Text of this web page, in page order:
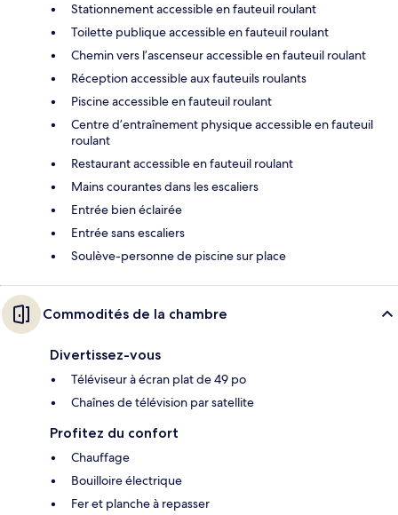
Stationnement accessible en fauteuil roulant
Toilette publique accessible en fauteuil roulant
Chemin vers l’ascenseur accessible en fauteuil roulant
Réception accessible aux fauteuils roulants
Piscine accessible en fauteuil roulant
Centre d’entraînement physique accessible en fauteuil
roulant
Restaurant accessible en fauteuil roulant
Mains courantes dans les escaliers
Entrée bien éclairée
Entrée sans escaliers
Soulève-personne de piscine sur place
Commodités de la chambre
Divertissez-vous
Téléviseur à écran plat de 49 po
Chaînes de télévision par satellite
Profitez du confort
Chauffage
Bouilloire électrique
Fer et planche à repasser